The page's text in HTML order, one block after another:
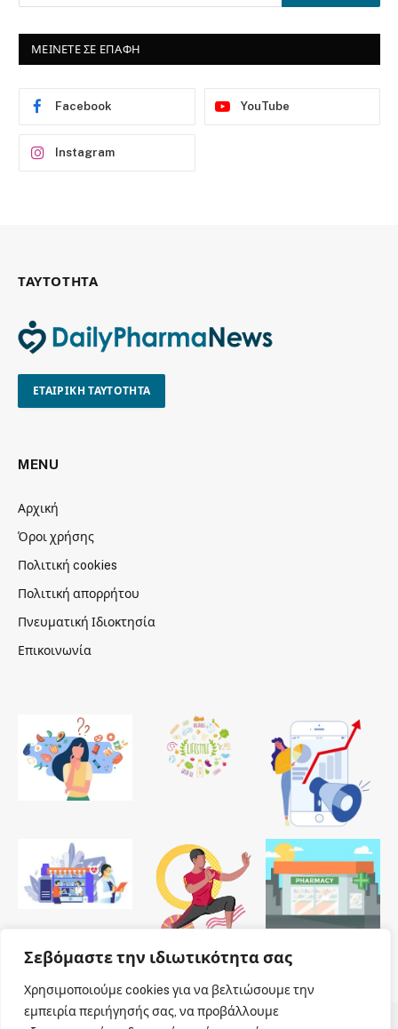
Σεβόμαστε την ιδιωτικότητα σας
Χρησιμοποιούμε cookies για να βελτιώσουμε την
εμπειρία περιήγησής σας, να προβάλλουμε
ΜΕΙΝΕΤΕ ΣΕ ΕΠΑΦΗ
Facebook YouTube
Instagram
ΤΑΥΤΟΤΗΤΑ
ΕΤΑΙΡΙΚΗ ΤΑΥΤΟΤΗΤΑ
MENU
Αρχική
Όροι χρήσης
Πολιτική cookies
Πολιτική απορρήτου
Πνευματική Ιδιοκτησία
Επικοινωνία